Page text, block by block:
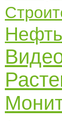
Нефть